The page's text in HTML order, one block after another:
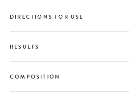
DIRECTIONS FOR USE
RESULTS
COMPOSITION